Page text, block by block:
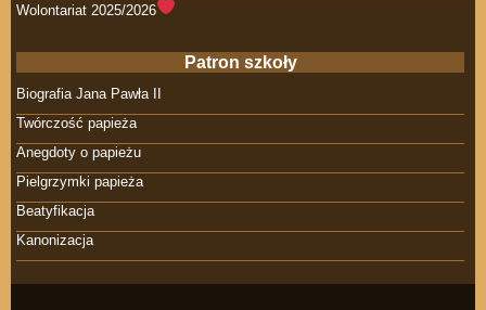
Wolontariat 2025/2026
Patron szkoły
Biografia Jana Pawła II
Twórczość papieża
Anegdoty o papieżu
Pielgrzymki papieża
Beatyfikacja
Kanonizacja